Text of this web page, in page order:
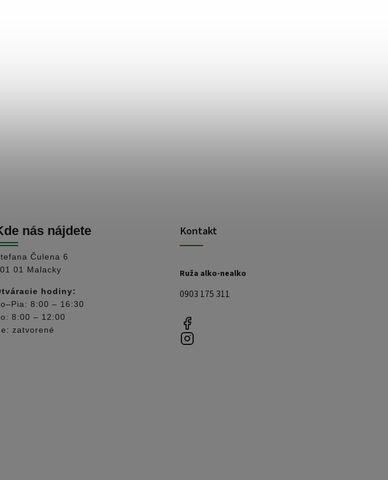
nás nájdete
Čulena 6
01 Malacky
hodiny:
8:00 – 16:30
8:00 – 12:00
zatvorené
Kontakt
Ruža alko-nealko
0903 175 311